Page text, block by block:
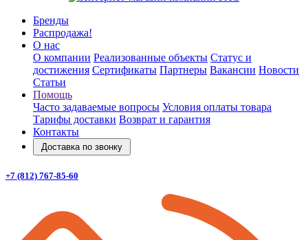
Бренды
Распродажа!
О нас
О компании Реализованные объекты Статус и
достижения Сертификаты Партнеры Вакансии Новости
Статьи
Помощь
Часто задаваемые вопросы Условия оплаты товара
Тарифы доставки Возврат и гарантия
Контакты
Доставка по звонку
+7 (812) 767-85-60